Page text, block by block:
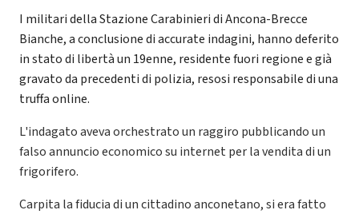
I militari della Stazione Carabinieri di Ancona-Brecce
Bianche, a conclusione di accurate indagini, hanno deferito
in stato di libertà un 19enne, residente fuori regione e già
gravato da precedenti di polizia, resosi responsabile di una
truffa online.
L'indagato aveva orchestrato un raggiro pubblicando un
falso annuncio economico su internet per la vendita di un
frigorifero.
Carpita la fiducia di un cittadino anconetano, si era fatto